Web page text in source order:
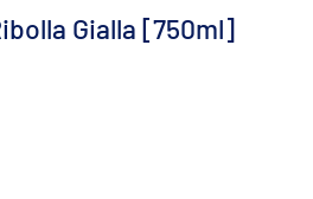
Gialla [750ml]